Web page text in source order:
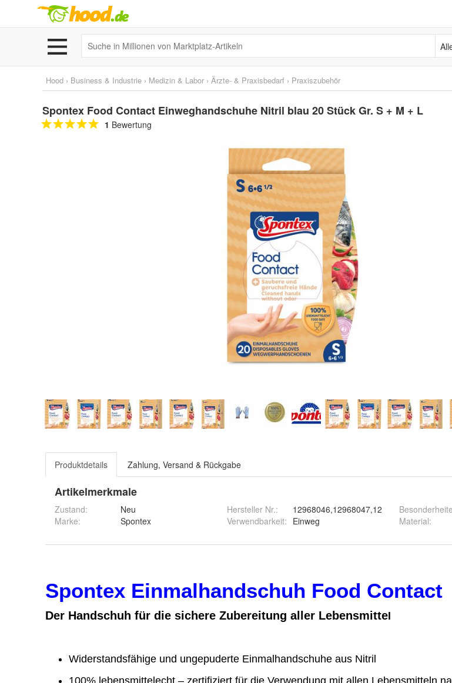
Hood › Business & Industrie › Medizin & Labor › Ärzte- & Praxisbedarf › Praxiszubehör
Spontex Food Contact Einweghandschuhe Nitril blau 20 Stück Gr. S + M + L
1 Bewertung
Produktdetails Zahlung, Versand & Rückgabe
Artikelmerkmale
Zustand:
Neu
Marke:
Spontex
Hersteller Nr.:
12968046,12968047,12
Verwendbarkeit: Einweg
Material: